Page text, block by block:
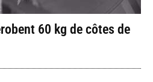
60 kg de côtes de